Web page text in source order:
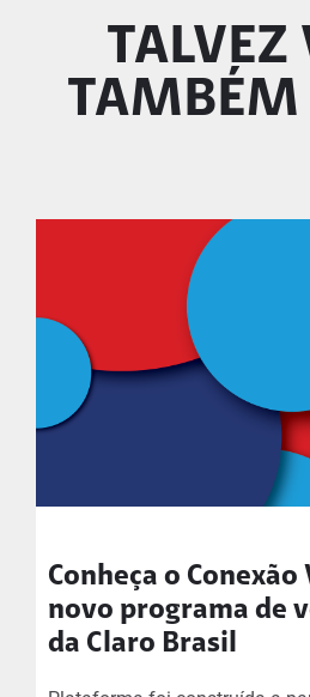
TALVEZ
TAMBÉM
Conheça o
novo programa de
da Claro Brasil